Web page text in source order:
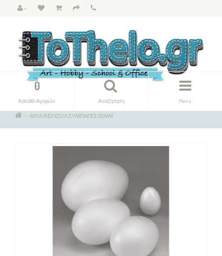
Menu
Αναζήτηση
0
Καλάθι Αγορών
ΑΥΓΑ ΦΕΛΙΖΟΛ ΣΥΜΠΑΓΕΣ 80ΜΜ